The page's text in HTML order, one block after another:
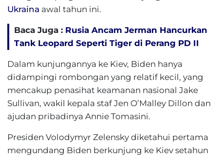
Ukraina awal tahun ini.
Baca Juga : Rusia Ancam Jerman Hancurkan
Tank Leopard Seperti Tiger di Perang PD II
Dalam kunjungannya ke Kiev, Biden hanya
didampingi rombongan yang relatif kecil, yang
mencakup penasihat keamanan nasional Jake
Sullivan, wakil kepala staf Jen O’Malley Dillon dan
ajudan pribadinya Annie Tomasini.
Presiden Volodymyr Zelensky diketahui pertama
mengundang Biden berkunjung ke Kiev setahun